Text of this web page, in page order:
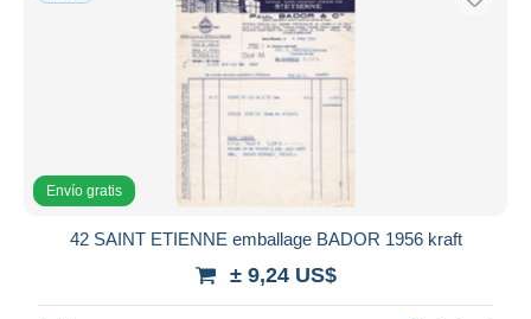
Envío gratis
42 SAINT ETIENNE emballage BADOR 1956 kraft
± 9,24 US$